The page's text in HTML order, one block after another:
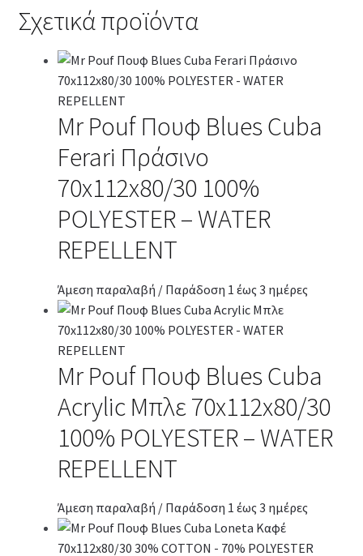
Σχετικά προϊόντα
Mr Pouf Πουφ Blues Cuba
Ferari Πράσινο
70x112x80/30 100%
POLYESTER – WATER
REPELLENT
Άμεση παραλαβή / Παράδοση 1 έως 3 ημέρες
Mr Pouf Πουφ Blues Cuba
Acrylic Μπλε 70x112x80/30
100% POLYESTER – WATER
REPELLENT
Άμεση παραλαβή / Παράδοση 1 έως 3 ημέρες